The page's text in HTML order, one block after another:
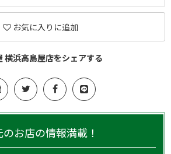
お気に入りに追加
横浜高島屋店をシェアする
お店の情報満載！